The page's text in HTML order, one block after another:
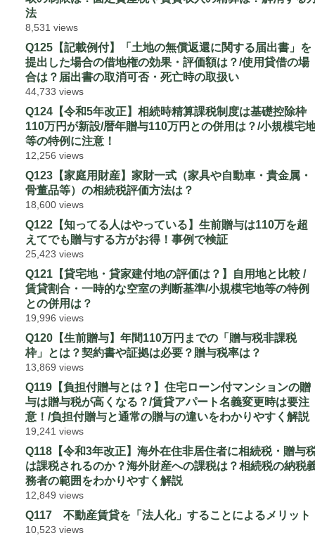
法
8,531 views
Q125【記載例付】「土地の無償返還に関する届出書」を
提出した場合の借地権の効果・評価額は？/使用貸借の場
合は？届出書の取消可否・死亡時の取扱い
44,733 views
Q124【令和5年改正】相続時精算課税制度は基礎控除枠
110万円が新設/暦年贈与110万円との併用は？/小規模宅
等の特例に注意！
12,256 views
Q123【家庭用財産】家財一式（家具や自動車・貴金属・
骨董品等）の相続税評価方法は？
18,600 views
Q122【知ってる人はやっている】生前贈与は110万を超
えてでも贈与する方がお得！事例で検証
25,423 views
Q121【貸宅地・貸家建付地の評価は？】自用地と比較 /
賃貸割合・一時的な空室の判断基準/小規模宅地等の特例
との併用は？
19,996 views
Q120【生前贈与】年間110万円までの「贈与税非課税
枠」とは？契約書や証拠は必要？贈与税率は？
13,869 views
Q119【負担付贈与とは？】住宅ローン付マンションの贈
与は贈与税が高くなる？/賃貸アパート名義変更時は要注
意！/負担付贈与と通常の贈与の違いをわかりやすく解説
19,241 views
Q118【令和3年改正】海外在住非居住者に相続税・贈与
は課税されるのか？海外財産への課税は？相続税の納税
務者の範囲をわかりやすく解説
12,849 views
Q117 不動産賃貸を「法人化」することによるメリット
10,523 views